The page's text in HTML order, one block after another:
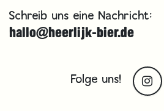
Schreib uns eine Nachricht:
hallo@heerlijk-bier.de
Folge uns!